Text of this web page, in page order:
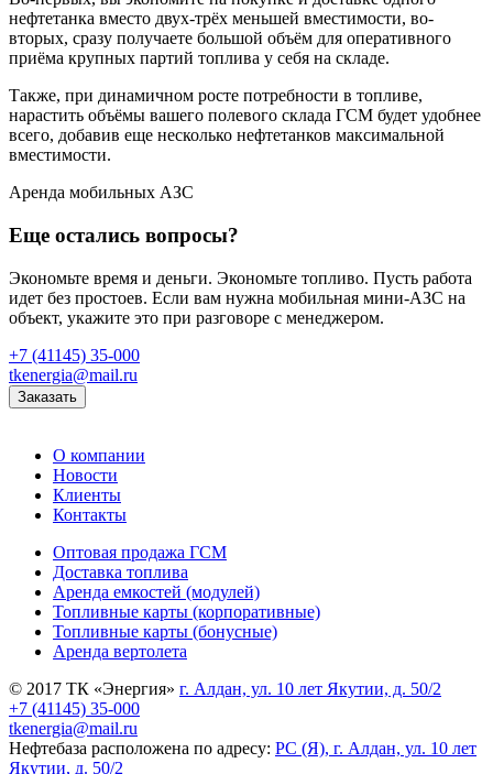
нефтетанка вместо двух-трёх меньшей вместимости, во-
вторых, сразу получаете большой объём для оперативного
приёма крупных партий топлива у себя на складе.
Также, при динамичном росте потребности в топливе,
нарастить объёмы вашего полевого склада ГСМ будет удобнее
всего, добавив еще несколько нефтетанков максимальной
вместимости.
Аренда мобильных АЗС
Еще остались вопросы?
Экономьте время и деньги. Экономьте топливо. Пусть работа
идет без простоев. Если вам нужна мобильная мини-АЗС на
объект, укажите это при разговоре с менеджером.
+7 (41145) 35-000
tkenergia@mail.ru
Заказать
О компании
Новости
Клиенты
Контакты
Оптовая продажа ГСМ
Доставка топлива
Аренда емкостей (модулей)
Топливные карты (корпоративные)
Топливные карты (бонусные)
Аренда вертолета
© 2017 ТК «Энергия» г. Алдан, ул. 10 лет Якутии, д. 50/2
+7 (41145) 35-000
tkenergia@mail.ru
Нефтебаза расположена по адресу: РС (Я), г. Алдан, ул. 10 лет
Якутии, д. 50/2